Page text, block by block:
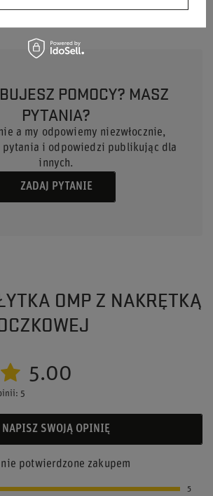
POMOCY? MASZ
PYTANIA?
a my odpowiemy niezwłocznie,
pytania i odpowiedzi publikując dla
innych.
ZADAJ PYTANIE
OMP Z NAKRĘTKĄ
5.00
5
NAPISZ SWOJĄ OPINIĘ
potwierdzone zakupem
5